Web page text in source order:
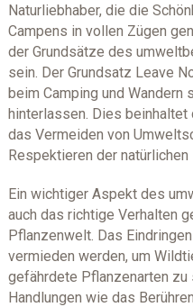
Naturliebhaber, die die
Campens in vollen Zügen
der Grundsätze des
sein. Der Grundsatz Leave
beim Camping und
hinterlassen. Dies beinhaltet
das Vermeiden von
Respektieren der natürlichen
Ein wichtiger Aspekt des
auch das richtige Verhalten
Pflanzenwelt. Das
vermieden werden, um
gefährdete Pflanzenarten
Handlungen wie das